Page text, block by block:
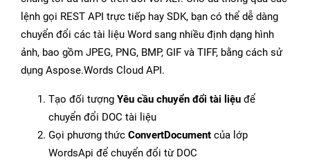
lệnh gọi REST API trực tiếp hay SDK, bạn có thể dễ dàng
chuyển đổi các tài liệu Word sang nhiều định dạng hình
ảnh, bao gồm JPEG, PNG, BMP, GIF và TIFF, bằng cách sử
dụng Aspose.Words Cloud API.
Tạo đối tượng Yêu cầu chuyển đổi tài liệu để
chuyển đổi DOC tài liệu
Gọi phương thức ConvertDocument của lớp
WordsApi để chuyển đổi từ DOC